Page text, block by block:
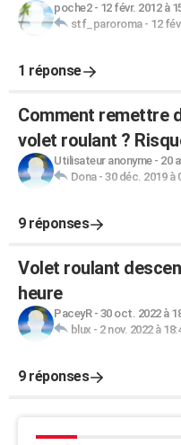
poche2- 12 févr. 2012 à
stf_paroroma- 12
1 réponse
Comment remettre
volet roulant ?
Utilisateur anonyme- 20
Dona- 30 déc. 2019 à
9 réponses
Volet roulant
heure
PaceyR- 30 oct. 2022 à
blux - 2 nov. 2022 à
9 réponses